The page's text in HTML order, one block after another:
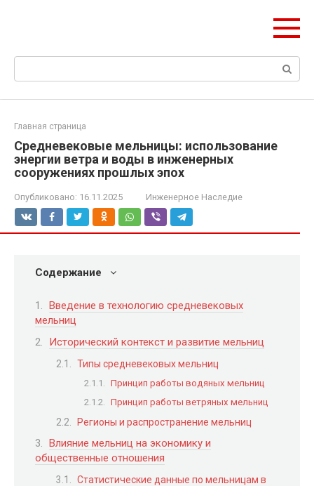
Поиск:
Главная страница
Средневековые мельницы: использование
энергии ветра и воды в инженерных
сооружениях прошлых эпох
Опубликовано: 16.11.2025 Инженерное Наследие
Содержание
Введение в технологию средневековых
мельниц
Исторический контекст и развитие мельниц
Типы средневековых мельниц
Принцип работы водяных мельниц
Принцип работы ветряных мельниц
Регионы и распространение мельниц
Влияние мельниц на экономику и
общественные отношения
Статистические данные по мельницам в